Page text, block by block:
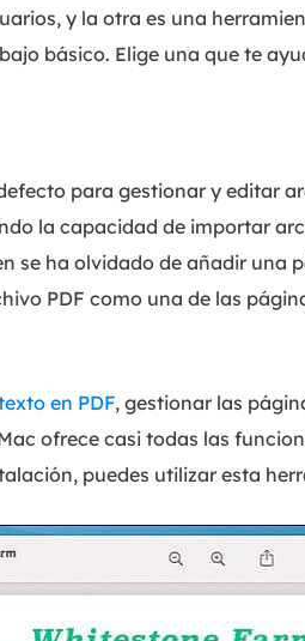
y la otra es una
básico. Elige una que te
para gestionar y editar
la capacidad de importar
se ha olvidado de añadir una
PDF como una de las
en PDF, gestionar las
ofrece casi todas las
puedes utilizar esta